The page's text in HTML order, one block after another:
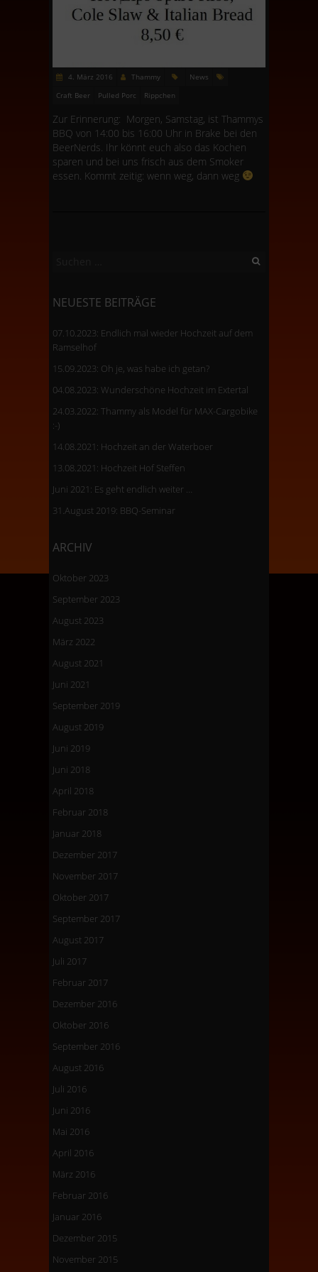
4. März 2016 Thammy
News
Craft Beer
Pulled Porc Rippchen
Zur Erinnerung: Morgen, Samstag, ist Thammys
BBQ von 14:00 bis 16:00 Uhr in Brake bei den
BeerNerds. Ihr könnt euch also das Kochen
sparen und bei uns frisch aus dem Smoker
essen. Kommt zeitig: wenn weg, dann weg
NEUESTE BEITRÄGE
07.10.2023: Endlich mal wieder Hochzeit auf dem
Ramselhof
15.09.2023: Oh je, was habe ich getan?
04.08.2023: Wunderschöne Hochzeit im Extertal
24.03.2022: Thammy als Model für MAX-Cargobike
:-)
14.08.2021: Hochzeit an der Waterboer
13.08.2021: Hochzeit Hof Steffen
Juni 2021: Es geht endlich weiter …
31.August 2019: BBQ-Seminar
ARCHIV
Oktober 2023
September 2023
August 2023
März 2022
August 2021
Juni 2021
September 2019
August 2019
Juni 2019
Juni 2018
April 2018
Februar 2018
Januar 2018
Dezember 2017
November 2017
Oktober 2017
September 2017
August 2017
Juli 2017
Februar 2017
Dezember 2016
Oktober 2016
September 2016
August 2016
Juli 2016
Juni 2016
Mai 2016
April 2016
März 2016
Februar 2016
Januar 2016
Dezember 2015
November 2015